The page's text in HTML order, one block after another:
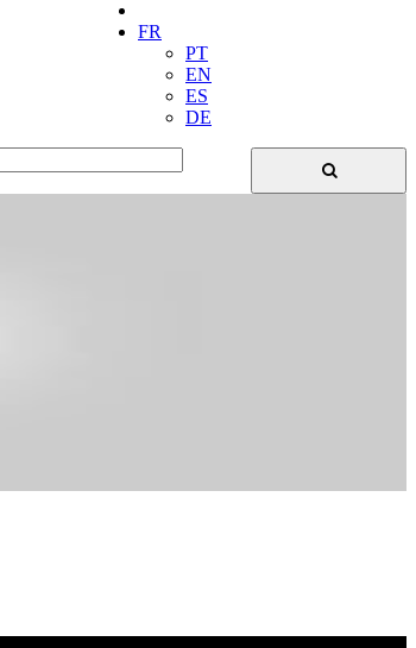
FR
PT
EN
ES
DE